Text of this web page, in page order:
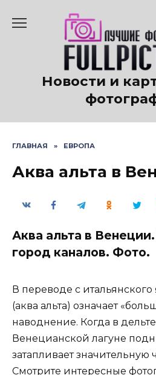
содержанию
Новости и
ГЛАВНАЯ » ЕВРОПА
Аква альта в
Аква альта в
город каналов. Фото.
В переводе с итальянского
(аква альта) означает
наводнение. Когда в
Венецианской лагуне
затапливает значительную
Смотрите интересные